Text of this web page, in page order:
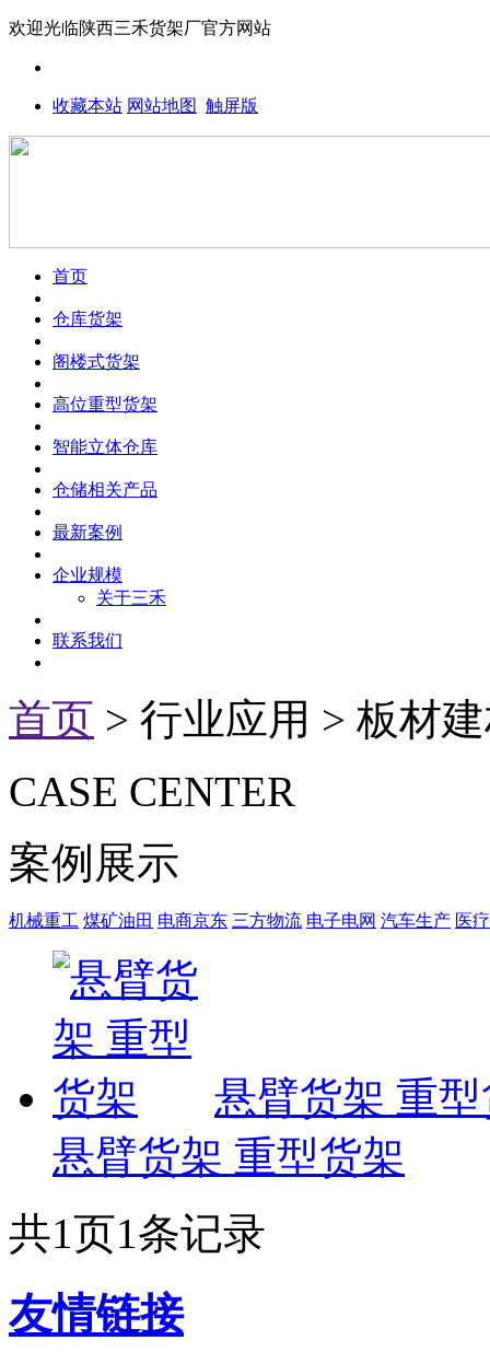
欢迎光临陕西三禾货架厂官方网站
收藏本站 网站地图 触屏版
首页
仓库货架
阁楼式货架
高位重型货架
智能立体仓库
仓储相关产品
最新案例
企业规模
关于三禾
联系我们
首页 > 行业应用 > 板材
CASE CENTER
案例展示
机械重工 煤矿油田 电商京东 三方物流 电子电网 汽车生产 医
悬臂货架 重
悬臂货架 重型货架
共1页1条记录
友情链接